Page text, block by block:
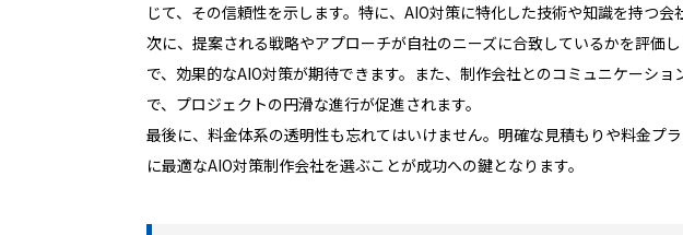
じて、その信頼性を示します。特に、AIO対策に特化した技術や知識を持つ会
次に、提案される戦略やアプローチが自社のニーズに合致しているかを評価
で、効果的なAIO対策が期待できます。また、制作会社とのコミュニケーシ
で、プロジェクトの円滑な進行が促進されます。
最後に、料金体系の透明性も忘れてはいけません。明確な見積もりや料金プ
に最適なAIO対策制作会社を選ぶことが成功への鍵となります。